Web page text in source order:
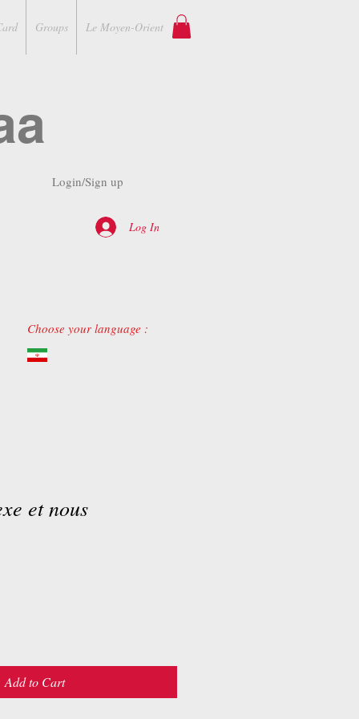
Groups Le Moyen-Orient
Login/Sign up
Log In
Choose your language :
et nous
Add to Cart